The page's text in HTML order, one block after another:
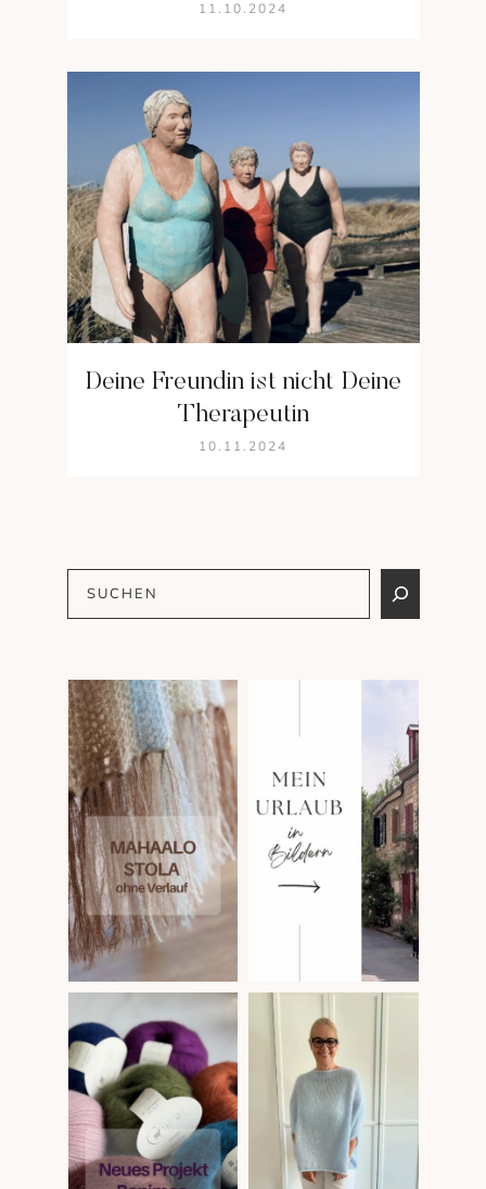
11.10.2024
Deine Freundin ist nicht Deine
Therapeutin
10.11.2024